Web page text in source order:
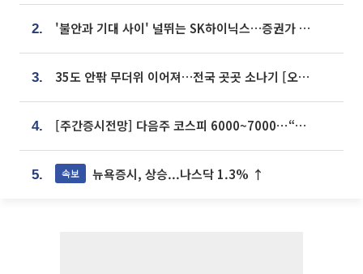
2. '불안과 기대 사이' 널뛰는 SK하이닉스…증권가 "HBM4·LTA 기반 펀터멘털 견고"
3. 35도 안팎 무더위 이어져…전국 곳곳 소나기 [오늘 날씨]
4. [주간증시전망] 다음주 코스피 6000~7000⋯“外人 수급은 정책이 변수”
5. 속보 뉴욕증시, 상승...나스닥 1.3% ↑